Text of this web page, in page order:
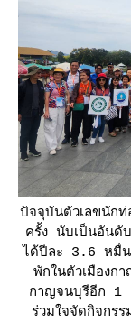
ปัจจุบันตัวเลขนัก
ครั้ง นับเป็นอันดั
ได้ปีละ 3.6 หมื่น
พักในตัวเมืองก
กาญจนบุรีอีก 1
ร่วมใจจัดกิจกร